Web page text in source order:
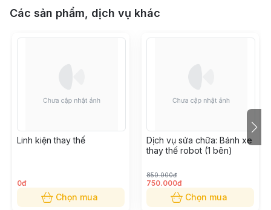
Các sản phẩm, dịch vụ khác
Linh kiện thay thế
0đ
Chọn mua
Dịch vụ sửa chữa: Bánh xe
thay thế robot (1 bên)
850.000đ
750.000đ
Chọn mua